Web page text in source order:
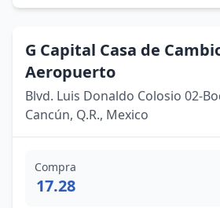
G Capital Casa de
Aeropuerto
Blvd. Luis Donaldo Colosio 02-
Cancún, Q.R., Mexico
Compra
17.28